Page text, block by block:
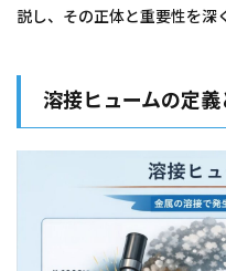
説し、その正体と重要性を深
溶接ヒュームの定